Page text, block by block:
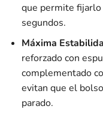
que permite
segundos.
Máxima
reforzado con
complementado
evitan que el
parado.